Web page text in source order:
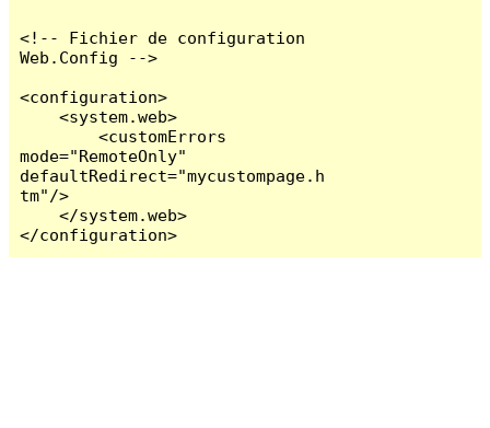
<!-- Fichier de configuration
Web.Config -->
<configuration>
    <system.web>
        <customErrors
mode="RemoteOnly"
defaultRedirect="mycustompage.h
tm"/>
    </system.web>
</configuration>